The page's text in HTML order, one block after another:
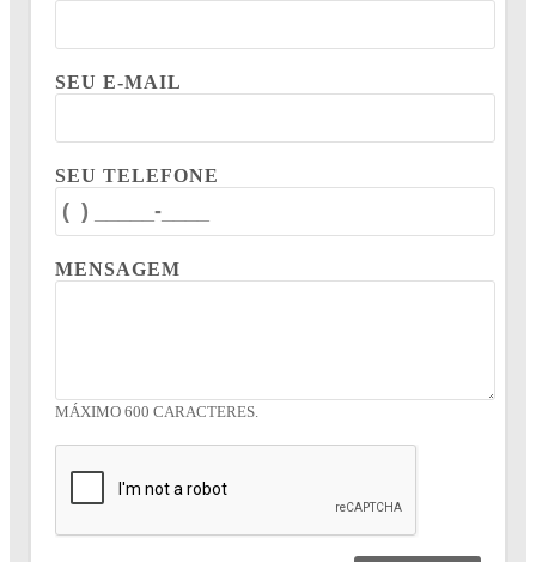
SEU E-MAIL
SEU TELEFONE
MENSAGEM
MÁXIMO 600 CARACTERES.